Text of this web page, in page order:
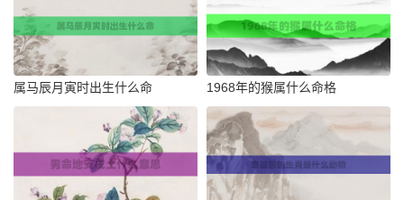
属马辰月寅时出生什么命 1968年的猴属什么命格